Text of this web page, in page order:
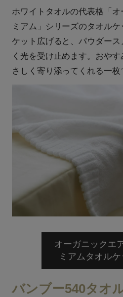
ホワイトタオルの代表格「
ミアム」シリーズのタオル
ケット広げると、パウダー
く光を受け止めます。おや
さしく寄り添ってくれる一枚
オーガニックエ
ミアムタオル
バンブー540タオ